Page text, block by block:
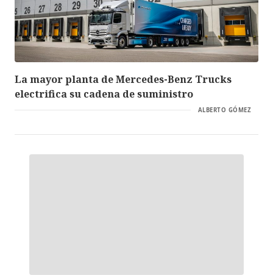
La mayor planta de Mercedes-Benz Trucks
electrifica su cadena de suministro
ALBERTO GÓMEZ